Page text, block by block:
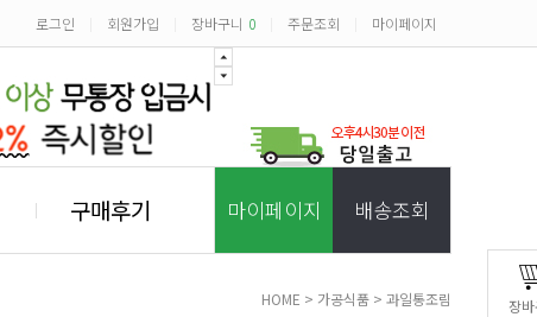
장
로그인 회원가입 장바구니 0 주문조회 마이페이지
구매후기 마이페이지 배송조회
HOME > 가공식품 > 과일통조림